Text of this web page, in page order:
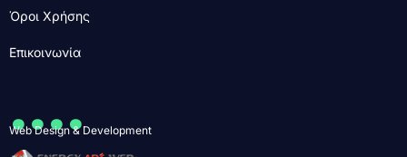
Όροι Χρήσης
Επικοινωνία
....
Web Design & Development